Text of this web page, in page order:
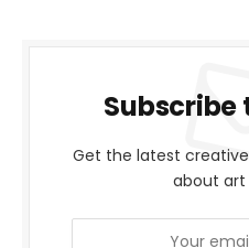
Subscribe
Get the latest
about art